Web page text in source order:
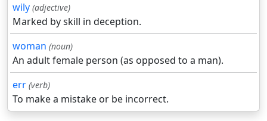
wily (adjective)
Marked by skill in deception.
woman (noun)
An adult female person (as opposed to a man).
err (verb)
To make a mistake or be incorrect.